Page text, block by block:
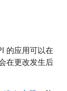
的应用可以在
在更改发生后